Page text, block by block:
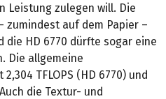
Leistung zulegen will. Die
zumindest auf dem Papier –
HD 6770 dürfte sogar eine
Die allgemeine
TFLOPS (HD 6770) und
die Textur- und